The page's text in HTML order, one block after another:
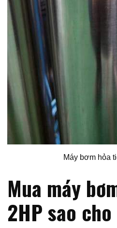
Máy bơm hỏa
Mua máy
2HP sao